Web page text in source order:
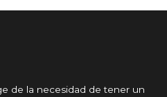
de la necesidad de tener un